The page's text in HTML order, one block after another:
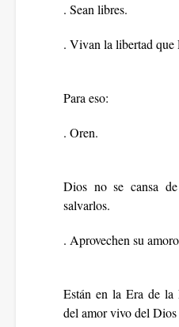
. Sean libres.
. Vivan la libertad que
Para eso:
. Oren.
Dios no se cansa
salvarlos.
. Aprovechen su
Están en la Era de
del amor vivo del